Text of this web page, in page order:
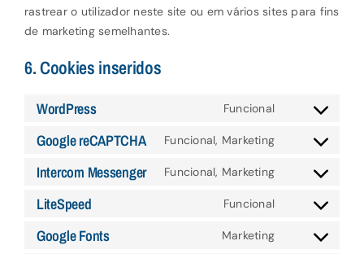
rastrear o utilizador neste site ou em vários sites para fins
de marketing semelhantes.
6. Cookies inseridos
WordPress Funcional
Consent
to
wordpress
Google reCAPTCHA Funcional, Marketing
Consent
to
google-
Intercom Messenger Funcional, Marketing
Consent
to
intercom-
LiteSpeed Funcional
Consent
to
Google Fonts Marketing
Consent